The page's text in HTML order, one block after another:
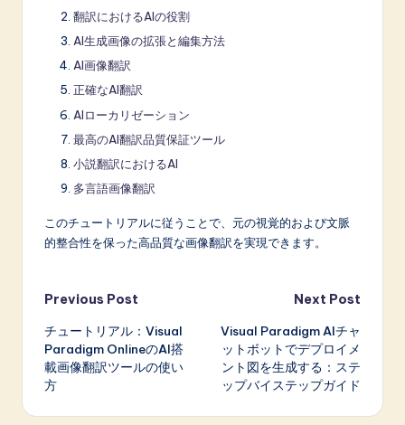
翻訳におけるAIの役割
AI生成画像の拡張と編集方法
AI画像翻訳
正確なAI翻訳
AIローカリゼーション
最高のAI翻訳品質保証ツール
小説翻訳におけるAI
多言語画像翻訳
このチュートリアルに従うことで、元の視覚的および文脈
的整合性を保った高品質な画像翻訳を実現できます。
Post
navigation
Previous Post
チュートリアル：Visual
Paradigm OnlineのAI搭
載画像翻訳ツールの使い
方
Next Post
Visual Paradigm AIチャ
ットボットでデプロイメ
ント図を生成する：ステ
ップバイステップガイド